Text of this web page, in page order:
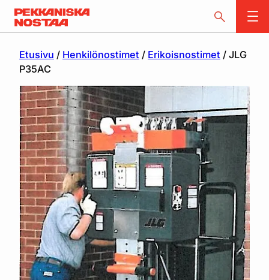
Etusivu / Henkilönostimet / Erikoisnostimet / JLG
P35AC